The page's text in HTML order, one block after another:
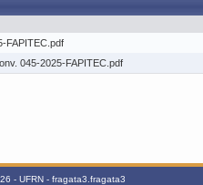
FAPITEC.pdf
045-2025-FAPITEC.pdf
- UFRN - fragata3.fragata3